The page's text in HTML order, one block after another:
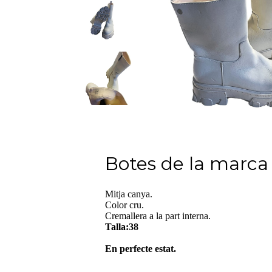
Botes de la marca
Mitja canya.
Color cru.
Cremallera a la part interna.
Talla:38
En perfecte estat.